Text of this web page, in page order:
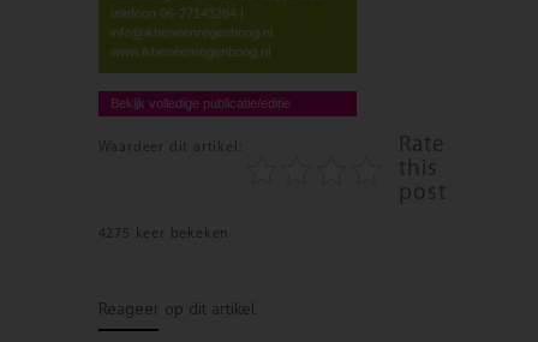
telefoon 06-27143284 |
info@ikbeneenregenboog.nl
www.ikbeneenregenboog.nl
Bekijk volledige publicatie/editie
Waardeer dit artikel:
Rate
this
post
4275 keer bekeken
Reageer op dit artikel